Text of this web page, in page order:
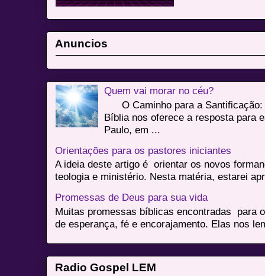
Anuncios
Quem vai morar no céu?
O Caminho para a Santificação:
Bíblia nos oferece a resposta para
Paulo, em ...
Orientações para os pastores iniciantes
A ideia deste artigo é orientar os novos
teologia e ministério. Nesta matéria, estarei
Promessas de Deus para sua vida
Muitas promessas bíblicas encontradas para
de esperança, fé e encorajamento. Elas nos
Radio Gospel LEM